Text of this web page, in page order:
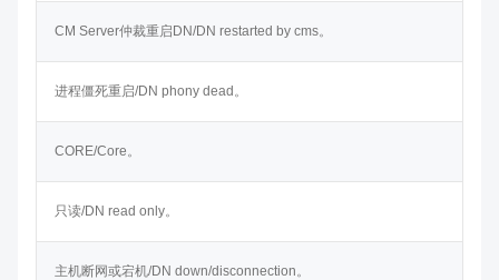
CM Server仲裁重启DN/DN restarted by cms。
进程僵死重启/DN phony dead。
CORE/Core。
只读/DN read only。
主机断网或宕机/DN down/disconnection。